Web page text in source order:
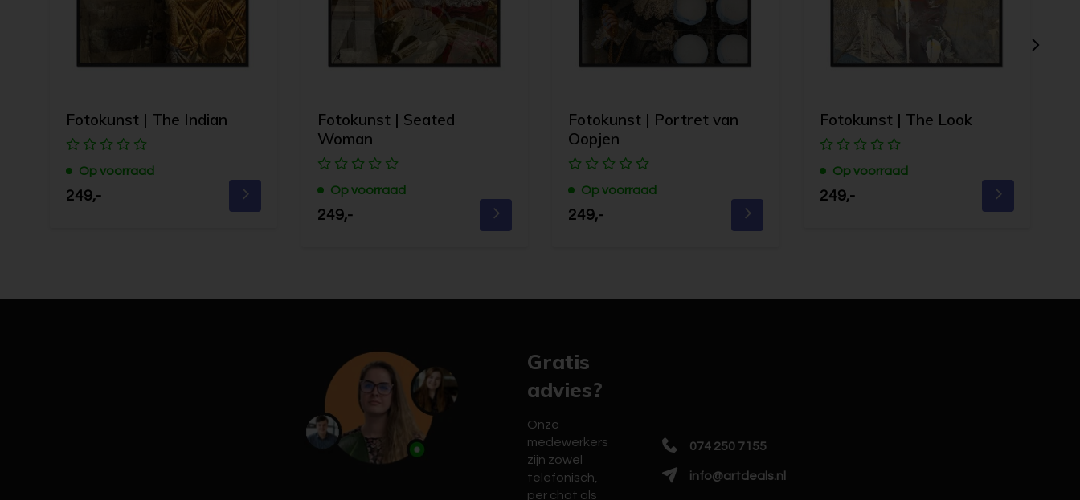
Fotokunst | The Indian
Op voorraad
249,-
Fotokunst | Seated
Woman
Op voorraad
249,-
Fotokunst | Portret van
Oopjen
Op voorraad
249,-
Fotokunst | The Look
Op voorraad
249,-
Gratis
advies?
Onze
medewerkers
zijn zowel
telefonisch,
per chat als
074 250 7155
info@artdeals.nl